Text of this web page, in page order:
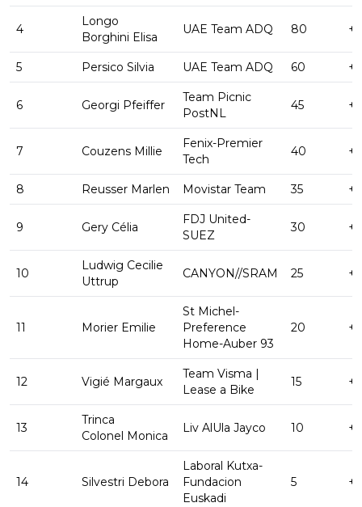
4
Longo
Borghini Elisa
UAE Team ADQ 80 +
5 Persico Silvia UAE Team ADQ 60 +
6 Georgi Pfeiffer
Team Picnic
PostNL
45 +
7 Couzens Millie
Fenix-Premier
Tech
40 +
8 Reusser Marlen Movistar Team 35 +
9 Gery Célia
FDJ United-
SUEZ
30 +
10
Ludwig Cecilie
Uttrup
CANYON//SRAM 25 +
11 Morier Emilie
St Michel-
Preference
Home-Auber 93
20 +
12 Vigié Margaux
Team Visma |
Lease a Bike
15 +
13
Trinca
Colonel Monica
Liv AlUla Jayco 10 +
14 Silvestri Debora
Laboral Kutxa-
Fundacion
Euskadi
5 +